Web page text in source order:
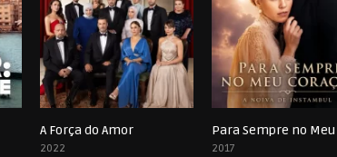
A Força do Amor
2022 2017